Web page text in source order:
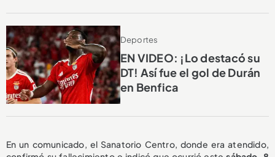
Deportes
EN VIDEO: ¡Lo destacó su
DT! Así fue el gol de Durán
en Benfica
En un comunicado, el Sanatorio Centro, donde era atendido,